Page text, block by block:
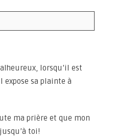
lorsqu’il est
expose sa plainte à
ma prière et que mon
toi!